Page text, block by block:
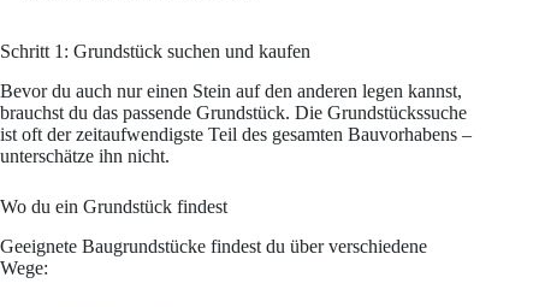
Schritt 1: Grundstück suchen und kaufen
Bevor du auch nur einen Stein auf den anderen legen kannst,
brauchst du das passende Grundstück. Die Grundstückssuche
ist oft der zeitaufwendigste Teil des gesamten Bauvorhabens –
unterschätze ihn nicht.
Wo du ein Grundstück findest
Geeignete Baugrundstücke findest du über verschiedene
Wege: